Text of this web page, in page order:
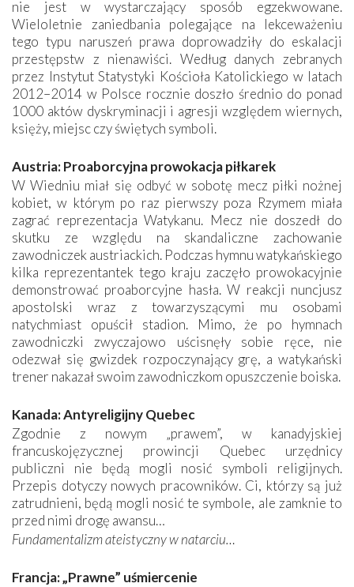
nie jest w wystarczający sposób egzekwowane.
Wieloletnie zaniedbania polegające na lekceważeniu
tego typu naruszeń prawa doprowadziły do eskalacji
przestępstw z nienawiści. Według danych zebranych
przez Instytut Statystyki Kościoła Katolickiego w latach
2012–2014 w Polsce rocznie doszło średnio do ponad
1000 aktów dyskryminacji i agresji względem wiernych,
księży, miejsc czy świętych symboli.
Austria: Proaborcyjna prowokacja piłkarek
W Wiedniu miał się odbyć w sobotę mecz piłki nożnej
kobiet, w którym po raz pierwszy poza Rzymem miała
zagrać reprezentacja Watykanu. Mecz nie doszedł do
skutku ze względu na skandaliczne zachowanie
zawodniczek austriackich. Podczas hymnu watykańskiego
kilka reprezentantek tego kraju zaczęło prowokacyjnie
demonstrować proaborcyjne hasła. W reakcji nuncjusz
apostolski wraz z towarzyszącymi mu osobami
natychmiast opuścił stadion. Mimo, że po hymnach
zawodniczki zwyczajowo uścisnęły sobie ręce, nie
odezwał się gwizdek rozpoczynający grę, a watykański
trener nakazał swoim zawodniczkom opuszczenie boiska.
Kanada: Antyreligijny Quebec
Zgodnie z nowym „prawem”, w kanadyjskiej
francuskojęzycznej prowincji Quebec urzędnicy
publiczni nie będą mogli nosić symboli religijnych.
Przepis dotyczy nowych pracowników. Ci, którzy są już
zatrudnieni, będą mogli nosić te symbole, ale zamknie to
przed nimi drogę awansu…
Fundamentalizm ateistyczny w natarciu…
Francja: „Prawne” uśmiercenie